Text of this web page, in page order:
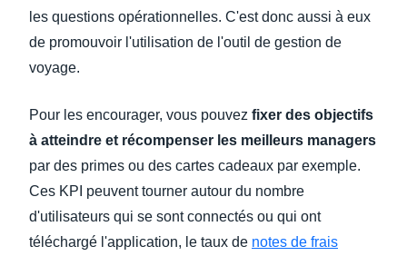
les questions opérationnelles. C'est donc aussi à eux
de promouvoir l'utilisation de l'outil de gestion de
voyage.
Pour les encourager, vous pouvez fixer des objectifs
à atteindre et récompenser les meilleurs managers
par des primes ou des cartes cadeaux par exemple.
Ces KPI peuvent tourner autour du nombre
d'utilisateurs qui se sont connectés ou qui ont
téléchargé l'application, le taux de notes de frais